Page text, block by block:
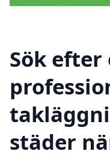
Sök efter
städer